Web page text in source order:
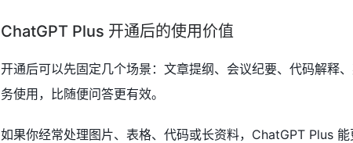
ChatGPT Plus 开通后的使用价值
开通后可以先固定几个场景：文章提纲、会议纪要、代码解释
务使用，比随便问答更有效。
如果你经常处理图片、表格、代码或长资料，ChatGPT Plus